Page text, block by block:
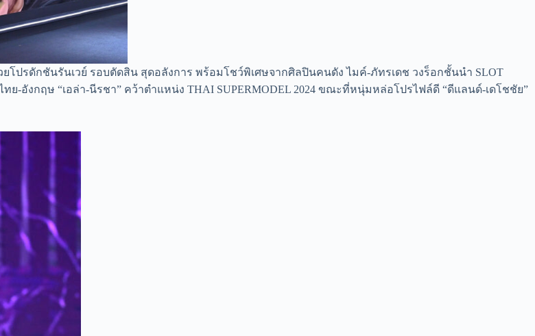
ยโปรดักชันรันเวย์ รอบตัดสิน สุดอลังการ พร้อมโชว์พิเศษจากศิลปินคนดัง ไมค์-ภัทรเดช วงร็อกชั้นนำ SLOT
-อังกฤษ “เอล่า-นีรชา” คว้าตำแหน่ง THAI SUPERMODEL 2024 ขณะที่หนุ่มหล่อโปรไฟล์ดี “ดีแลนด์-เดโชชัย”